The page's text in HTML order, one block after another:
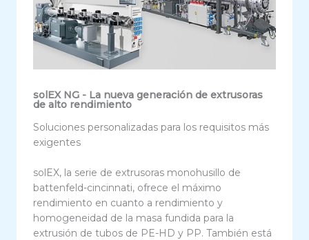
solEX NG - La nueva generación de extrusoras
de alto rendimiento
Soluciones personalizadas para los requisitos más
exigentes
solEX, la serie de extrusoras monohusillo de
battenfeld-cincinnati, ofrece el máximo
rendimiento en cuanto a rendimiento y
homogeneidad de la masa fundida para la
extrusión de tubos de PE-HD y PP. También está